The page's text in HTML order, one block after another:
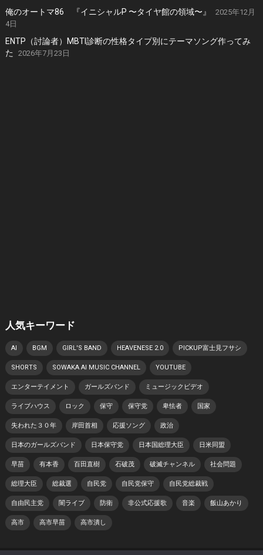
俺のオートマ86 『イニシャルP 〜タイヤ館の領域〜』
2025年12月
4日
ENTP（討論者）MBTI診断の性格タイプ別にテーマソング作ってみ
た
2026年7月23日
人気キーワード
AI BGM GIRL'S BAND HEAVENESE 2.0 PICKUP富士見フサシ
SHORTS SOWAKA AI MUSIC CHANNEL YOUTUBE
エンターテイメント ガールズバンド ミュージックビデオ
ライブハウス ロック 保守 保守党 卑怯者 国家
失われた３０年 岸田首相 応援ソング 政治
日本のガールズバンド 日本保守党 日本国総理大臣 日米同盟
早苗 有本香 百田直樹 石破茂 破滅チャンネル 社会問題
総理大臣 総裁選 自民党 自民党保守 自民党総裁戦
自由民主党 闇ライブ 防衛 非公式応援歌 音楽 飯山あかり
高市 高市早苗 高市潰し